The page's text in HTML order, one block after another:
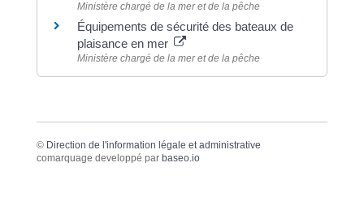
Ministère chargé de la mer et de la pêche
Équipements de sécurité des bateaux de
plaisance en mer
Ministère chargé de la mer et de la pêche
© Direction de l'information légale et administrative
comarquage developpé par baseo.io